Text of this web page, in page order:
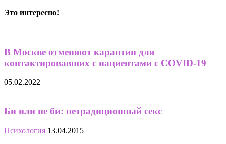
Это интересно!
В Москве отменяют карантин для
контактировавших с пациентами с COVID-19
05.02.2022
Би или не би: нетрадиционный секс
Психология 13.04.2015